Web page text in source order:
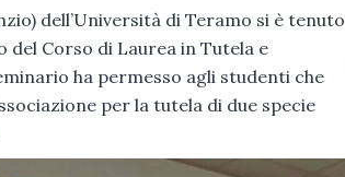
dell’Università di Teramo si è tenuto
del Corso di Laurea in Tutela e
ha permesso agli studenti che
per la tutela di due specie